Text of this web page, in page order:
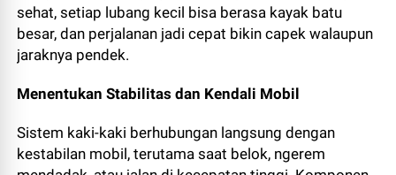
sehat, setiap lubang kecil bisa berasa kayak batu
besar, dan perjalanan jadi cepat bikin capek walaupun
jaraknya pendek.
Menentukan Stabilitas dan Kendali Mobil
Sistem kaki-kaki berhubungan langsung dengan
kestabilan mobil, terutama saat belok, ngerem